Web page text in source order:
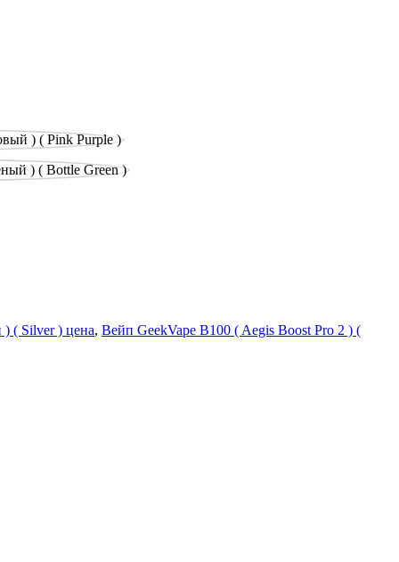
) ( Silver ) цена, Вейп GeekVape B100 ( Aegis Boost Pro 2 ) (